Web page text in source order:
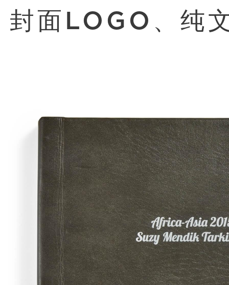
封面LOGO、纯